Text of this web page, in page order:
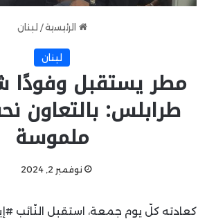
الرئيسية / لبنان
لبنان
مطر يستقبل وفودًا
طرابلس: بالتعاون
ملموسة
نوفمبر 2, 2024
كعادته كلّ يوم جمعة، استقبل النّائب